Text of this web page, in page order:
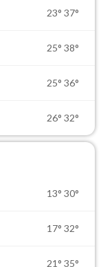
23° 37°
25° 38°
25° 36°
26° 32°
13° 30°
17° 32°
21° 35°